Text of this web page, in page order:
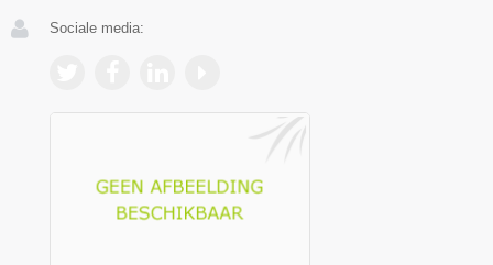
Sociale media: